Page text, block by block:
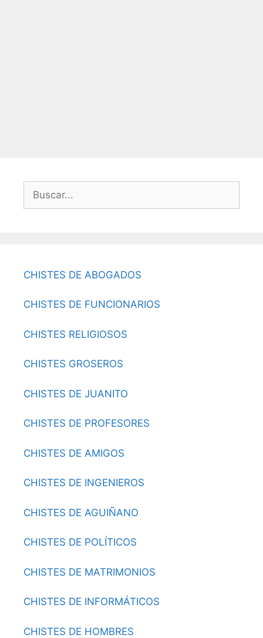
CHISTES DE ABOGADOS
CHISTES DE FUNCIONARIOS
CHISTES RELIGIOSOS
CHISTES GROSEROS
CHISTES DE JUANITO
CHISTES DE PROFESORES
CHISTES DE AMIGOS
CHISTES DE INGENIEROS
CHISTES DE AGUIÑANO
CHISTES DE POLÍTICOS
CHISTES DE MATRIMONIOS
CHISTES DE INFORMÁTICOS
CHISTES DE HOMBRES